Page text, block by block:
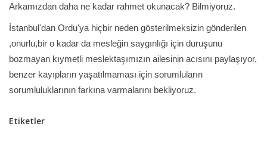
Arkamızdan daha ne kadar rahmet okunacak? Bilmiyoruz.
İstanbul'dan Ordu'ya hiçbir neden gösterilmeksizin gönderilen
,onurlu,bir o kadar da mesleğin saygınlığı için duruşunu
bozmayan kıymetli meslektaşımızın ailesinin acısını paylaşıyor,
benzer kayıpların yaşatılmaması için sorumluların
sorumluluklarının farkına varmalarını bekliyoruz.
Etiketler